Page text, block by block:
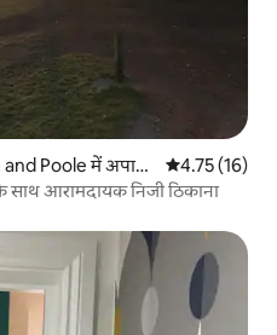
Poole में अपार्ट
औसत रेटिंग 5 में
4.75 (16)
आरामदायक निजी ठिकाना